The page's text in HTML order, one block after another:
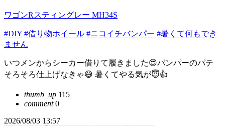
ワゴンRスティングレー MH34S
#DIY #借り物ホイール #ニコイチバンパー #暑くて何もでき
ません
いつメンからシーカー借りて履きました😍バンパーのパテ
そろそろ仕上げなきゃ😅 暑くてやる気が😇👍
thumb_up 115
comment0
2026/08/03 13:57